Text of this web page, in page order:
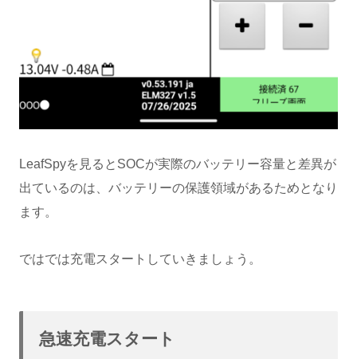
LeafSpyを見るとSOCが実際のバッテリー容量と差異が
出ているのは、バッテリーの保護領域があるためとなり
ます。
ではでは充電スタートしていきましょう。
急速充電スタート